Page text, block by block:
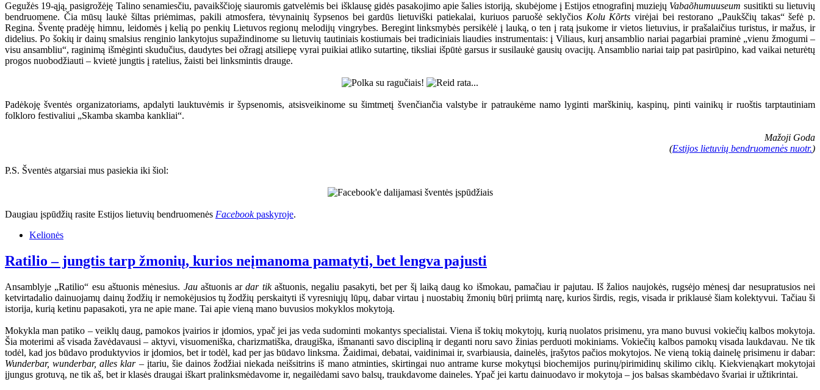
Gegužės 19-ąją, pasigrožėję Talino senamiesčiu, pavaikščioję siauromis gatvelėmis bei išklausę gidės pasakojimo apie šalies istoriją, skubėjome į Estijos etnografinį muziejų Vabaõhumuuseum susitikti su lietuvių
bendruomene. Čia mūsų laukė šiltas priėmimas, pakili atmosfera, tėvynainių šypsenos bei gardūs lietuviški patiekalai, kuriuos paruošė seklyčios Kolu Kõrts virėjai bei restorano „Paukščių takas“ šefė p.
Regina. Šventę pradėję himnu, leidomės į kelią po penkių Lietuvos regionų melodijų vingrybes. Beregint linksmybės persikėlė į lauką, o ten į ratą įsukome ir vietos lietuvius, ir prašalaičius turistus, ir mažus, ir
didelius. Po šokių ir dainų smalsius renginio lankytojus supažindinome su lietuvių tautiniais kostiumais bei tradiciniais liaudies instrumentais: į Viliaus, kurį ansamblio nariai pagarbiai praminė „vienu žmogumi –
visu ansambliu“, raginimą išmėginti skudučius, daudytes bei ožragį atsiliepę vyrai puikiai atliko sutartinę, tiksliai išpūtė garsus ir susilaukė gausių ovacijų. Ansamblio nariai taip pat pasirūpino, kad vaikai neturėtų
progos nuobodžiauti – kvietė jungtis į ratelius, žaisti bei linksmintis drauge.
Padėkoję šventės organizatoriams, apdalyti lauktuvėmis ir šypsenomis, atsisveikinome su šimtmetį švenčiančia valstybe ir patraukėme namo lyginti marškinių, kaspinų, pinti vainikų ir ruoštis tarptautiniam
folkloro festivaliui „Skamba skamba kankliai“.
Mažoji Goda
(Estijos lietuvių bendruomenės nuotr.)
P.S. Šventės atgarsiai mus pasiekia iki šiol:
Daugiau įspūdžių rasite Estijos lietuvių bendruomenės Facebookpaskyroje.
Kelionės
Ratilio – jungtis tarp žmonių, kurios neįmanoma pamatyti, bet lengva pajusti
Ansamblyje „Ratilio“ esu aštuonis mėnesius. Jauaštuonis ardar tikaštuonis, negaliu pasakyti, bet per šį laiką daug ko išmokau, pamačiau ir pajutau. Iš žalios naujokės, rugsėjo mėnesį dar nesupratusios nei
ketvirtadalio dainuojamų dainų žodžių ir nemokėjusios tų žodžių perskaityti iš vyresniųjų lūpų, dabar virtau į nuostabių žmonių būrį priimtą narę, kurios širdis, regis, visada ir priklausė šiam kolektyvui. Tačiau ši
istorija, kurią ketinu papasakoti, yra ne apie mane. Tai apie vieną mano buvusios mokyklos mokytoją.
Mokykla man patiko – veiklų daug, pamokos įvairios ir įdomios, ypač jei jas veda sudominti mokantys specialistai. Viena iš tokių mokytojų, kurią nuolatos prisimenu, yra mano buvusi vokiečių kalbos mokytoja.
Šia moterimi aš visada žavėdavausi – aktyvi, visuomeniška, charizmatiška, draugiška, išmananti savo discipliną ir deganti noru savo žinias perduoti mokiniams. Vokiečių kalbos pamokų visada laukdavau. Ne tik
todėl, kad jos būdavo produktyvios ir įdomios, bet ir todėl, kad per jas būdavo linksma. Žaidimai, debatai, vaidinimai ir, svarbiausia, dainelės, įrašytos pačios mokytojos. Ne vieną tokią dainelę prisimenu ir dabar:
Wunderbar, wunderbar, alles klar– įtariu, šie dainos žodžiai niekada neišsitrins iš mano atminties, skirtingai nuo antrame kurse mokytųsi biochemijos purinų/pirimidinų skilimo ciklų. Kiekvienąkart mokytojai
įjungus grotuvą, ne tik aš, bet ir klasės draugai iškart pralinksmėdavome ir, negailėdami savo balsų, traukdavome daineles. Ypač jei kartu dainuodavo ir mokytoja – jos balsas skambėdavo švariai ir užtikrintai.